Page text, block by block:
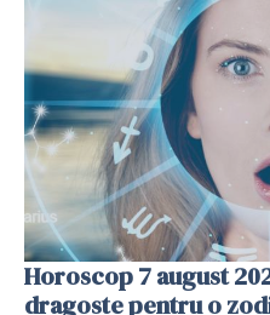
Horoscop 7 august
dragoste pentru o